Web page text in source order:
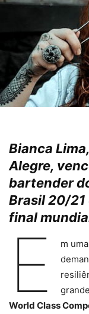
Bianca
Alegre,
bartender
Brasil 20/21
final
E
m
World Class